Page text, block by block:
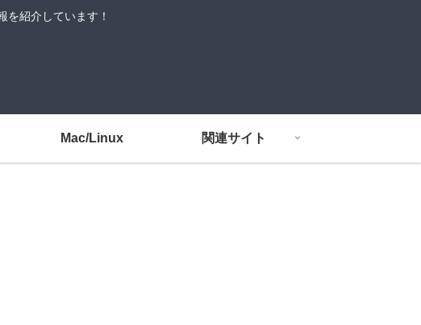
紹介しています！
Mac/Linux 関連サイト